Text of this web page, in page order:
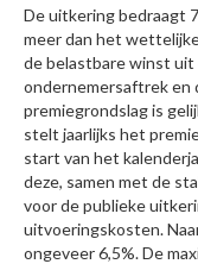
De uitkering bedraagt
meer dan het
de belastbare winst
ondernemersaftrek en
premiegrondslag is
stelt jaarlijks het
start van het
deze, samen met de
voor de publieke
uitvoeringskosten.
ongeveer 6,5%. De